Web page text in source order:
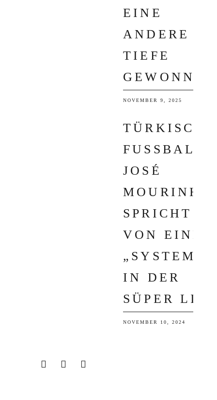
EINE
ANDERE
TIEFE
NOVEMBER 9, 2025
FUSSBALL: J
OSÉ M
OURINHO S
PRICHT V
ON EINEM „
SYSTEM“ I
N DER S
ÜPER LIG
NOVEMBER 10, 2024